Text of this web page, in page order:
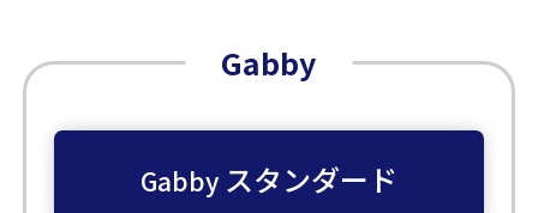
Gabby
Gabby スタンダード